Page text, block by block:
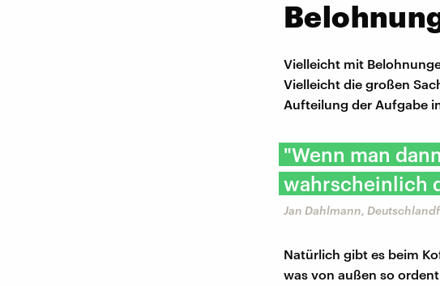
Vielleicht mit
Vielleicht die großen
Aufteilung der Aufgabe
"Wenn man
wahrscheinlich
Jan Dahlmann,
Natürlich gibt es beim
was von außen so